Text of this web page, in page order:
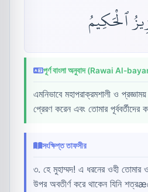
ٱلْحَكِيمُ
পূর্ণ বাংলা অনুবাদ (Rawai Al-
এমনিভাবে মহাপরাক্রমশালী ও
প্রেরণ করেন এবং তোমার পূর্ববর্তীদের
সংক্ষিপ্ত তাফসীর
৩. হে মুহাম্মদ! এ ধরনের ওহী তোমার ও
উপর অবতীর্ণ করে থাকেন যিনি